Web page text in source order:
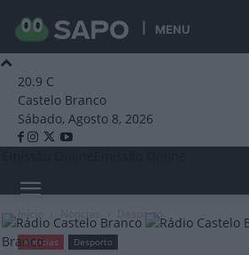
MENU
20.9 C
Castelo Branco
Sábado, Agosto 8, 2026
Branco
Desporto
Notícias Desporto